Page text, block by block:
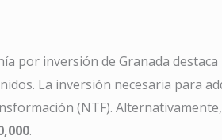
por inversión de Granada
La inversión necesaria para
(NTF).
.